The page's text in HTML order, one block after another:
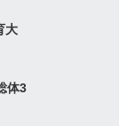
大
体3